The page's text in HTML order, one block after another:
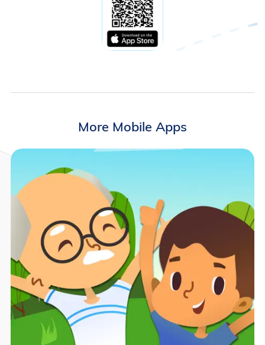
More Mobile Apps